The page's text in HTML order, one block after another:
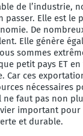
de l’industrie,
passer. Elle est le
De
Elle génère
sommes
petit pays ET
Car ces
nécessaires
ne faut pas non
important
et durable.